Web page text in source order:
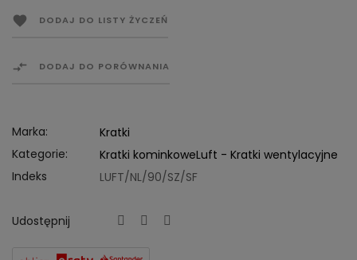
 DODAJ DO LISTY ŻYCZEŃ
 DODAJ DO PORÓWNANIA
Marka:
Kratki
Kategorie:
Kratki kominkoweLuft - Kratki wentylacyjne
Indeks
LUFT/NL/90/SZ/SF
Udostępnij